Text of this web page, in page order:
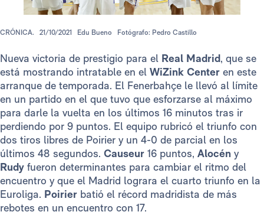
CRÓNICA. 21/10/2021 Edu Bueno Fotógrafo: Pedro Castillo
Nueva victoria de prestigio para el Real Madrid, que se
está mostrando intratable en el WiZink Center en este
arranque de temporada. El Fenerbahçe le llevó al límite
en un partido en el que tuvo que esforzarse al máximo
para darle la vuelta en los últimos 16 minutos tras ir
perdiendo por 9 puntos. El equipo rubricó el triunfo con
dos tiros libres de Poirier y un 4-0 de parcial en los
últimos 48 segundos. Causeur 16 puntos, Alocén y
Rudy fueron determinantes para cambiar el ritmo del
encuentro y que el Madrid lograra el cuarto triunfo en la
Euroliga. Poirier batió el récord madridista de más
rebotes en un encuentro con 17.